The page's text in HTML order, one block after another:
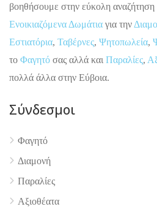
βοηθήσουμε στην εύκολη αναζήτηση
Ενοικιαζόμενα Δωμάτια για την
Εστιατόρια, Ταβέρνες, Ψητοπωλεία,
το Φαγητό σας αλλά και Παραλίες,
πολλά άλλα στην Εύβοια.
Σύνδεσμοι
Φαγητό
Διαμονή
Παραλίες
Αξιοθέατα